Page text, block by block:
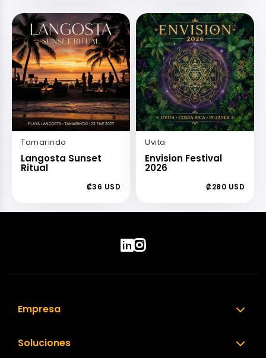
Tamarindo
Langosta Sunset
Ritual
₡36 USD
Uvita
Envision Festival
2026
₡280 USD
Empresa
Soluciones